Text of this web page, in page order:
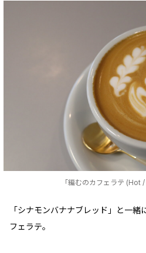
「編むのカフェラテ (Hot
「シナモンバナナブレッド」と一
フェラテ。